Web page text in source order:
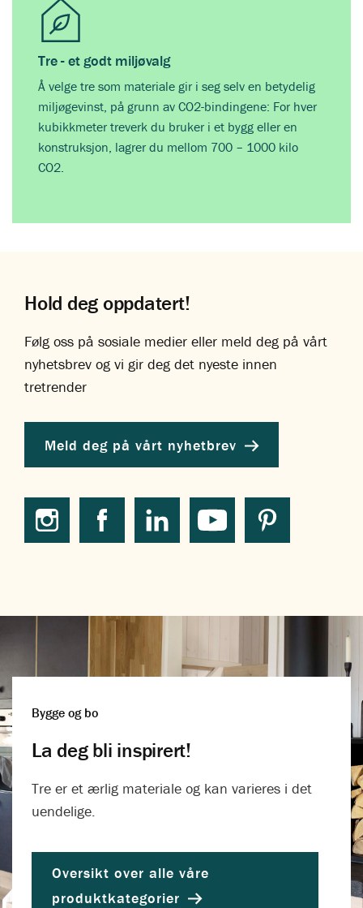
Tre - et godt miljøvalg
Å velge tre som materiale gir i seg selv en betydelig
miljøgevinst, på grunn av CO2-bindingene: For hver
kubikkmeter treverk du bruker i et bygg eller en
konstruksjon, lagrer du mellom 700 – 1000 kilo
CO2.
Hold deg oppdatert!
Følg oss på sosiale medier eller meld deg på vårt
nyhetsbrev og vi gir deg det nyeste innen
tretrender
Meld deg på vårt nyhetbrev
Bygge og bo
La deg bli inspirert!
Tre er et ærlig materiale og kan varieres i det
uendelige.
Oversikt over alle våre
produktkategorier